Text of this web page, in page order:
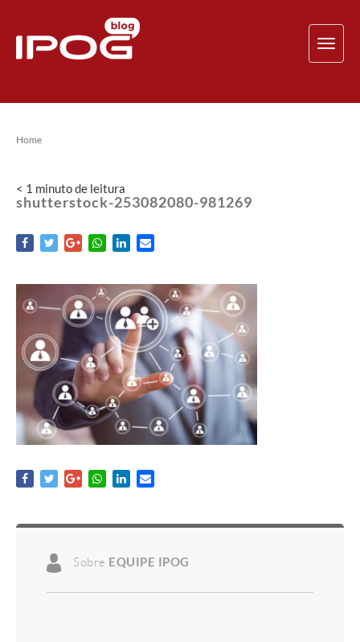
Home
< 1 minutode leitura
shutterstock-253082080-981269
Sobre EQUIPE IPOG